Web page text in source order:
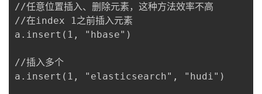
//任意位置插入、删除元素，这种方法效率不高
//在index 1之前插入元素
a.insert(1, "hbase")
//插入多个
a.insert(1, "elasticsearch", "hudi")